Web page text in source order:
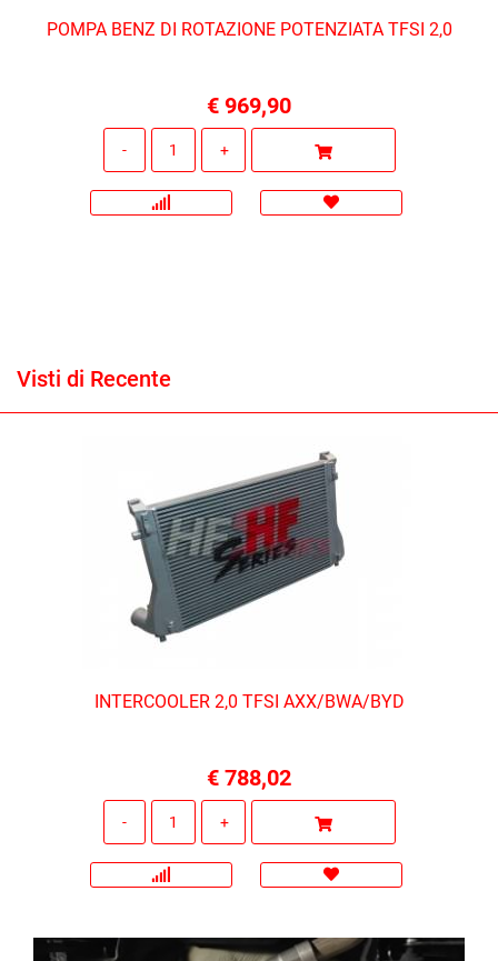
POMPA BENZ DI ROTAZIONE POTENZIATA TFSI 2,0
€ 969,90
Visti di Recente
INTERCOOLER 2,0 TFSI AXX/BWA/BYD
€ 788,02